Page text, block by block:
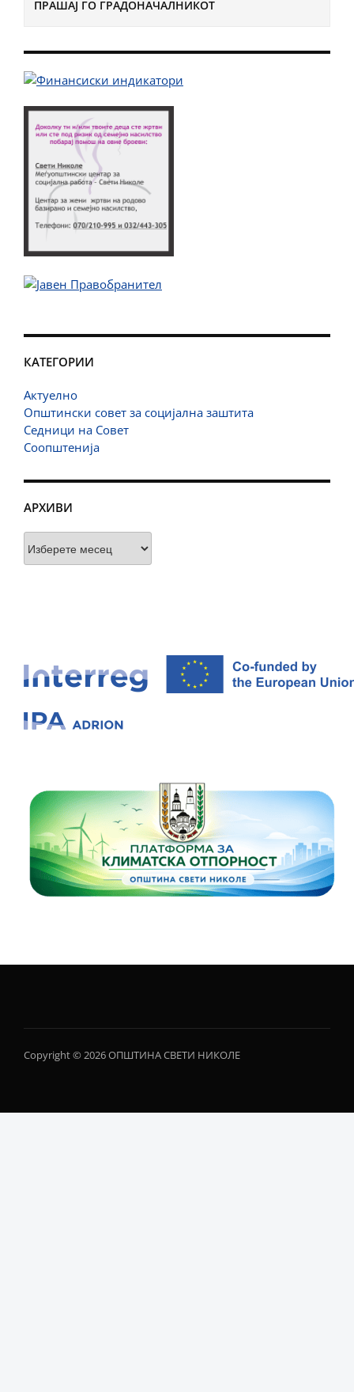
ПРАШАЈ ГО ГРАДОНАЧАЛНИКОТ
КАТЕГОРИИ
Актуелно
Општински совет за социјална заштита
Седници на Совет
Соопштенија
АРХИВИ
Copyright © 2026 ОПШТИНА СВЕТИ НИКОЛЕ